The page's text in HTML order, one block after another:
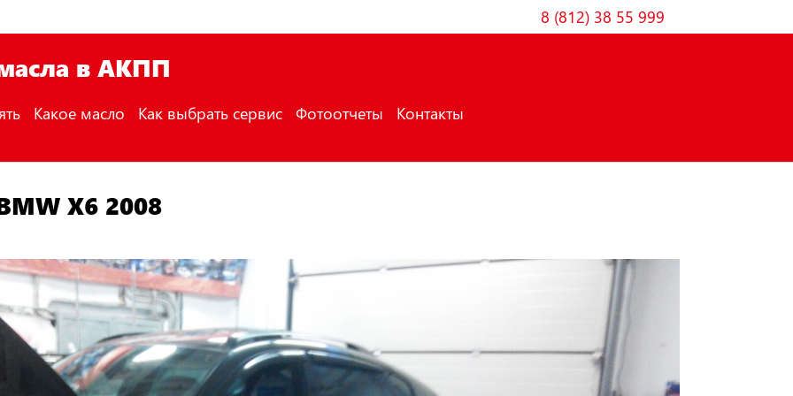
8 (812) 38 55 999
в АКПП
Какое масло Как выбрать сервис Фотоотчеты Контакты
X6 2008